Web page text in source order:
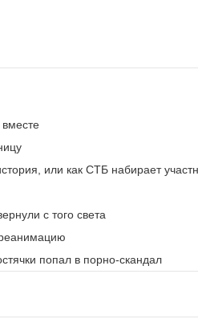
или как СТБ набирает
с того света
попал в порно-скандал